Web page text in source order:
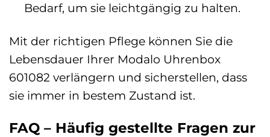
Bedarf, um sie leichtgängig zu halten.
Mit der richtigen Pflege können Sie die
Lebensdauer Ihrer Modalo Uhrenbox
601082 verlängern und sicherstellen, dass
sie immer in bestem Zustand ist.
FAQ – Häufig gestellte Fragen zur